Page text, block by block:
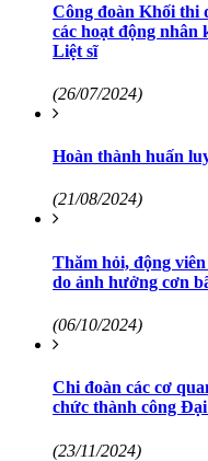
Công đoàn Khối thi
các hoạt động nhân
Liệt sĩ
(26/07/2024)
Hoàn thành huấn
(21/08/2024)
Thăm hỏi, động
do ảnh hưởng cơn
(06/10/2024)
Chi đoàn các cơ
chức thành công
(23/11/2024)